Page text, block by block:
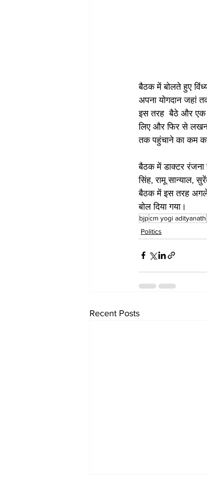
बैठक में बोलते हुए
अपना योगदान जहां
इस तरह  बैठे और एक
लिए और फिर से
तक पहुंचाने का कम
बैठक में डाक्टर रंजना
सिंह, रामू सान्याल,
बैठक में इस तरह
बोल दिया गया।
bjpcm yogi adityanath
Politics
Recent Posts